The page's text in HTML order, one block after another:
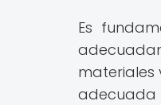
Es
materiales
adecuada